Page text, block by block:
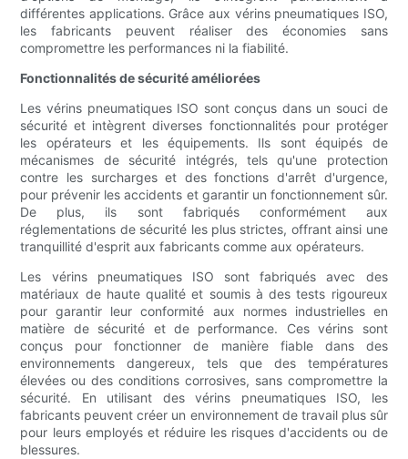
différentes applications. Grâce aux vérins pneumatiques ISO,
les fabricants peuvent réaliser des économies sans
compromettre les performances ni la fiabilité.
Fonctionnalités de sécurité améliorées
Les vérins pneumatiques ISO sont conçus dans un souci de
sécurité et intègrent diverses fonctionnalités pour protéger
les opérateurs et les équipements. Ils sont équipés de
mécanismes de sécurité intégrés, tels qu'une protection
contre les surcharges et des fonctions d'arrêt d'urgence,
pour prévenir les accidents et garantir un fonctionnement sûr.
De plus, ils sont fabriqués conformément aux
réglementations de sécurité les plus strictes, offrant ainsi une
tranquillité d'esprit aux fabricants comme aux opérateurs.
Les vérins pneumatiques ISO sont fabriqués avec des
matériaux de haute qualité et soumis à des tests rigoureux
pour garantir leur conformité aux normes industrielles en
matière de sécurité et de performance. Ces vérins sont
conçus pour fonctionner de manière fiable dans des
environnements dangereux, tels que des températures
élevées ou des conditions corrosives, sans compromettre la
sécurité. En utilisant des vérins pneumatiques ISO, les
fabricants peuvent créer un environnement de travail plus sûr
pour leurs employés et réduire les risques d'accidents ou de
blessures.